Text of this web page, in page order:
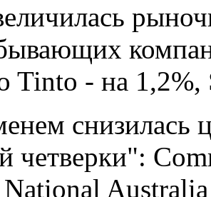
Tinto - на 1,2%,
снизилась
четверки":